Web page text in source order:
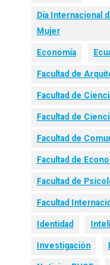
Día Internacional
Mujer
Economía
Facultad de
Facultad de
Facultad de
Facultad de
Facultad de
Facultad de
Facultad
Identidad
Investigación